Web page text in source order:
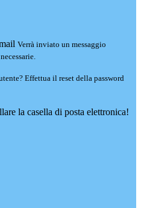
Verrà inviato un messaggio
Effettua il reset della password
la casella di posta elettronica!